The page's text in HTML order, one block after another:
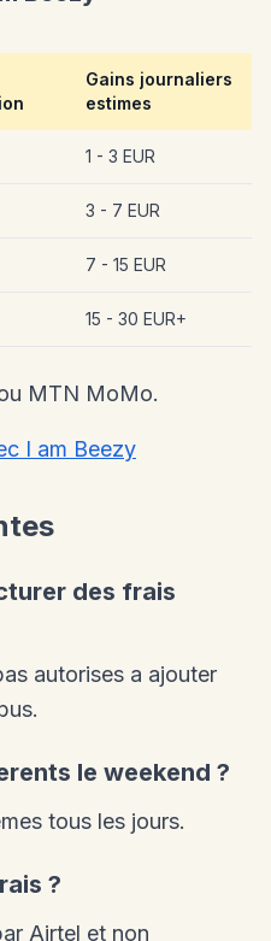
Gains journaliers
estimes
1 - 3 EUR
3 - 7 EUR
7 - 15 EUR
15 - 30 EUR+
MTN MoMo.
I am Beezy
des frais
autorises a ajouter
le weekend ?
tous les jours.
?
Airtel et non